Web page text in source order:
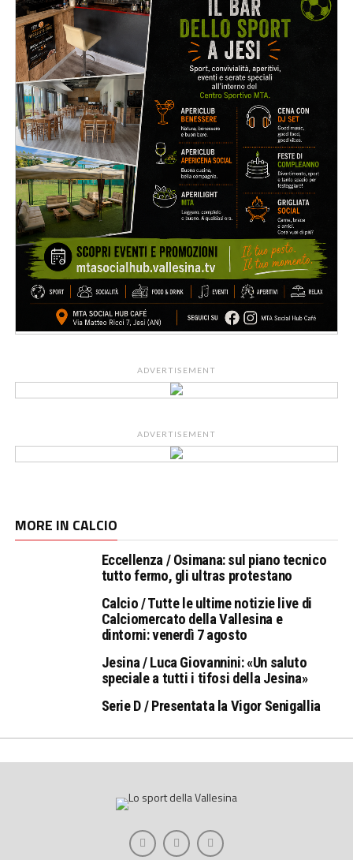
ADVERTISEMENT
ADVERTISEMENT
MORE IN CALCIO
Eccellenza / Osimana: sul piano tecnico
tutto fermo, gli ultras protestano
Calcio / Tutte le ultime notizie live di
Calciomercato della Vallesina e
dintorni: venerdì 7 agosto
Jesina / Luca Giovannini: «Un saluto
speciale a tutti i tifosi della Jesina»
Serie D / Presentata la Vigor Senigallia